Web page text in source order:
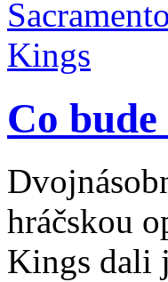
Co
hráčskou
Kings dali